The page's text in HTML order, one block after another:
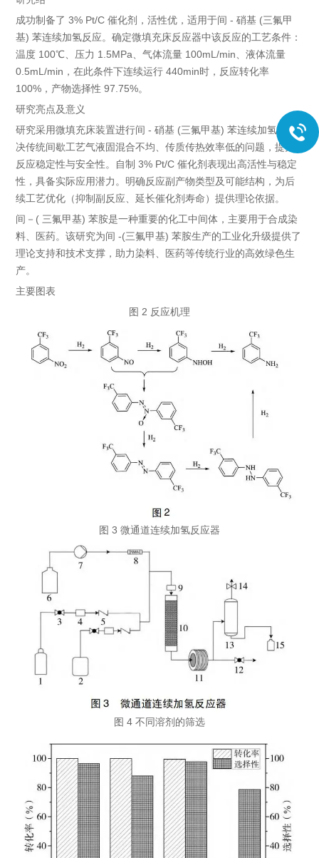
成功制备了 3% Pt/C 催化剂，活性优，适用于间 - 硝基 (三氟甲
基) 苯连续加氢反应。确定微填充床反应器中该反应的工艺条件：
温度 100℃、压力 1.5MPa、气体流量 100mL/min、液体流量
0.5mL/min，在此条件下连续运行 440min时，反应转化率
100%，产物选择性 97.75%。
研究亮点及意义
研究采用微填充床装置进行间 - 硝基 (三氟甲基) 苯连续加氢，解
决传统间歇工艺气液固混合不均、传质传热效率低的问题，提升
反应稳定性与安全性。自制 3% Pt/C 催化剂表现出高活性与稳定
性，具备实际应用潜力。明确反应副产物类型及可能结构，为后
续工艺优化（抑制副反应、延长催化剂寿命）提供理论依据。
间－( 三氟甲基) 苯胺是一种重要的化工中间体，主要用于合成染
料、医药。该研究为间 -(三氟甲基) 苯胺生产的工业化升级提供了
理论支持和技术支撑，助力染料、医药等传统行业的高效绿色生
产。
主要图表
图 2 反应机理
图 3 微通道连续加氢反应器
图 4 不同溶剂的筛选